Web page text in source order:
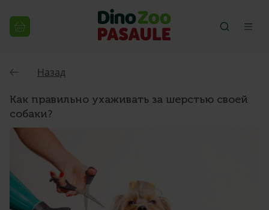
Назад
Как правильно ухаживать за шерстью своей
собаки?